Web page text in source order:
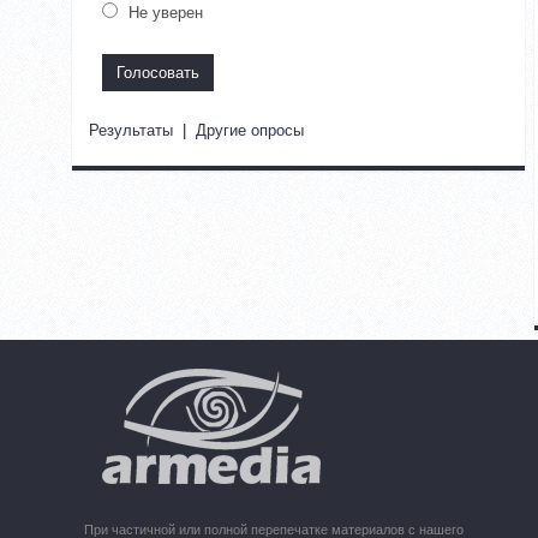
Не уверен
Результаты | Другие опросы
При частичной или полной перепечатке материалов с нашего